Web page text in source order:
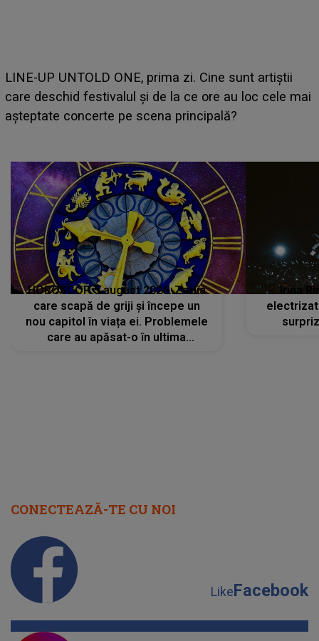
LINE-UP UNTOLD ONE, prima zi. Cine sunt artiștii
care deschid festivalul și de la ce ore au loc cele mai
așteptate concerte pe scena principală?
HOROSCOP 5 august 2026. Zodia
care scapă de griji și începe un
nou capitol în viața ei. Problemele
care au apăsat-o în ultima
Irina
CONECTEAZĂ-TE CU NOI
LikeFacebook